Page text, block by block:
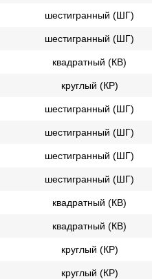
шестигранный (ШГ)
шестигранный (ШГ)
квадратный (КВ)
круглый (КР)
шестигранный (ШГ)
шестигранный (ШГ)
шестигранный (ШГ)
шестигранный (ШГ)
квадратный (КВ)
квадратный (КВ)
круглый (КР)
круглый (КР)